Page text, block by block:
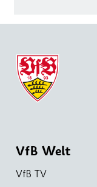
VfB Welt
VfB TV